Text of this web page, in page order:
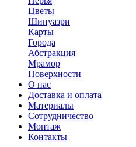
Цветы
Шинуазри
Карты
Города
Абстракция
Мрамор
Поверхности
О нас
Доставка и оплата
Материалы
Сотрудничество
Монтаж
Контакты